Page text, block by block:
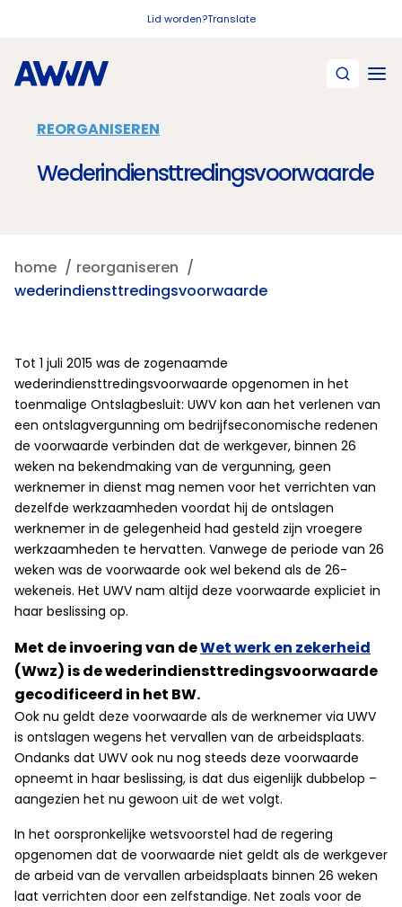
Lid worden?Translate
REORGANISEREN
Wederindiensttredingsvoorwaarde
home
reorganiseren
wederindiensttredingsvoorwaarde
Tot 1 juli 2015 was de zogenaamde
wederindiensttredingsvoorwaarde opgenomen in het
toenmalige Ontslagbesluit: UWV kon aan het verlenen van
een ontslagvergunning om bedrijfseconomische redenen
de voorwaarde verbinden dat de werkgever, binnen 26
weken na bekendmaking van de vergunning, geen
werknemer in dienst mag nemen voor het verrichten van
dezelfde werkzaamheden voordat hij de ontslagen
werknemer in de gelegenheid had gesteld zijn vroegere
werkzaamheden te hervatten. Vanwege de periode van 26
weken was de voorwaarde ook wel bekend als de 26-
wekeneis. Het UWV nam altijd deze voorwaarde expliciet in
haar beslissing op.
Met de invoering van deWet werk en zekerheid
(Wwz) is de wederindiensttredingsvoorwaarde
gecodificeerd in het BW.
Ook nu geldt deze voorwaarde als de werknemer via UWV
is ontslagen wegens het vervallen van de arbeidsplaats.
Ondanks dat UWV ook nu nog steeds deze voorwaarde
opneemt in haar beslissing, is dat dus eigenlijk dubbelop –
aangezien het nu gewoon uit de wet volgt.
In het oorspronkelijke wetsvoorstel had de regering
opgenomen dat de voorwaarde niet geldt als de werkgever
de arbeid van de vervallen arbeidsplaats binnen 26 weken
laat verrichten door een zelfstandige. Net zoals voor de